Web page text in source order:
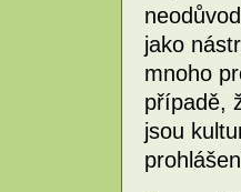
jako
mnoho
případě,
jsou